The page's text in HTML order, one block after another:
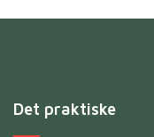
Det praktiske